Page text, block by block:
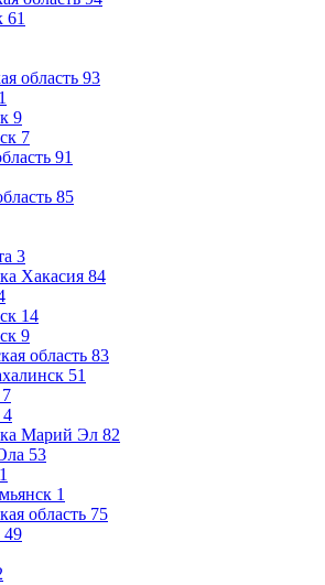
61
область 93
9
7
91
85
3
Хакасия 84
14
9
область 83
51
7
4
Марий Эл 82
53
1
область 75
49